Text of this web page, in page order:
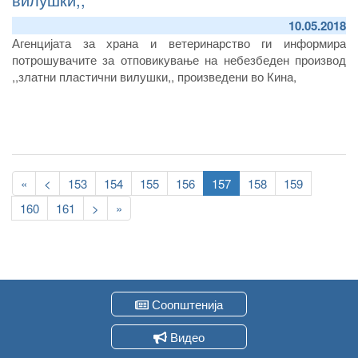
10.05.2018
Агенцијата за храна и ветеринарство ги информира
потрошувачите за отповикување на небезбеден производ
,,златни пластични вилушки,, произведени во Кина,
Pagination
First
page
«
Previous
page
< Page
153 Page
154 Page
155 Page
156
Current
page
157 Page
158 Page
159
Page
160 Page
161
Следна
страна
>
Last
page
»
Соопштенија
Видео